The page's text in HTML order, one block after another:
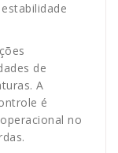
de
A
é
no